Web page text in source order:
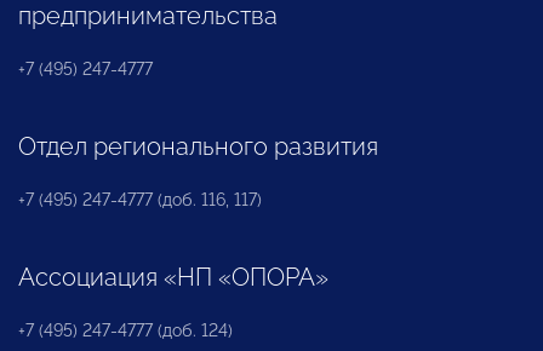
предпринимательства
+7 (495) 247-4777
Отдел регионального развития
+7 (495) 247-4777 (доб. 116, 117)
Ассоциация «НП «ОПОРА»
+7 (495) 247-4777 (доб. 124)